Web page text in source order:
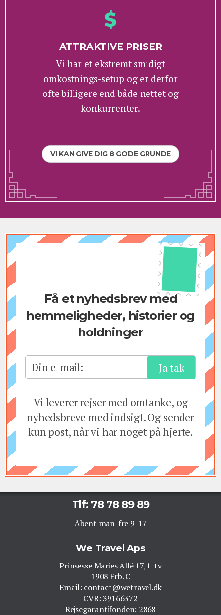
ATTRAKTIVE PRISER
Vi har et ekstremt smidigt
omkostnings-setup og er derfor
ofte billigere end både nettet og
konkurrenter.
VI KAN GIVE DIG 8 GODE GRUNDE
Få et nyhedsbrev med
hemmeligheder, historier og
holdninger
Din e-mail:
Vi leverer rejser med omtanke, og
nyhedsbreve med indsigt. Og sender
kun post, når vi har noget på hjerte.
Tlf: 78 78 89 89
Åbent man-fre 9-17
We Travel Aps
Prinsesse Maries Allé 17, 1. tv
1908 Frb. C
Email: contact@wetravel.dk
CVR: 39166372
Rejsegarantifonden: 2868